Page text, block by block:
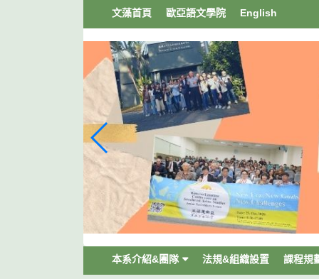
文藻首頁 歐亞語文學院 English
本系介紹&團隊 法規&組織設置 課程規